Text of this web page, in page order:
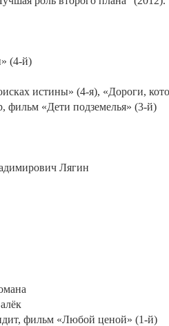
(4-й)
истины» (4-я), «Дороги,
фильм «Дети подземелья» (3-й)
Лягин
фильм «Любой ценой» (1-й)